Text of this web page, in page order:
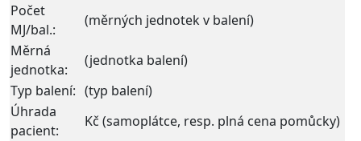
Počet
MJ/bal.:
(měrných jednotek v balení)
Měrná
jednotka:
(jednotka balení)
Typ balení: (typ balení)
Úhrada
pacient:
Kč (samoplátce, resp. plná cena pomůcky)